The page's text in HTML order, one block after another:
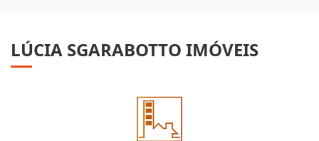
LÚCIA SGARABOTTO IMÓVEIS